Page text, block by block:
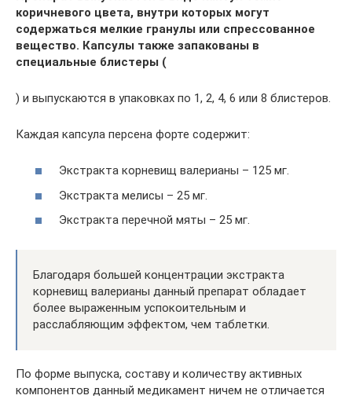
коричневого цвета, внутри которых могут
содержаться мелкие гранулы или спрессованное
вещество. Капсулы также запакованы в
специальные блистеры (
) и выпускаются в упаковках по 1, 2, 4, 6 или 8 блистеров.
Каждая капсула персена форте содержит:
Экстракта корневищ валерианы – 125 мг.
Экстракта мелисы – 25 мг.
Экстракта перечной мяты – 25 мг.
Благодаря большей концентрации экстракта
корневищ валерианы данный препарат обладает
более выраженным успокоительным и
расслабляющим эффектом, чем таблетки.
По форме выпуска, составу и количеству активных
компонентов данный медикамент ничем не отличается